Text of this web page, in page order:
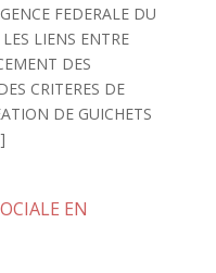
FEDERALE DU
LIENS ENTRE
DES
CRITERES DE
DE GUICHETS
EN